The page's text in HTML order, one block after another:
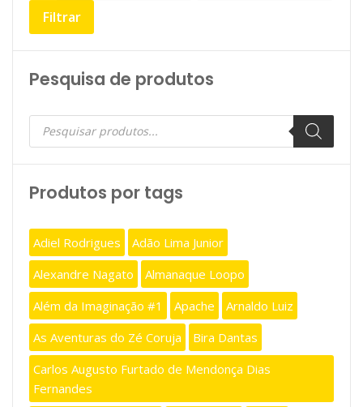
mínimo
Filtrar
Pesquisa de produtos
Pesquisar
produtos
Produtos por tags
Adiel Rodrigues
Adão Lima Junior
Alexandre Nagato
Almanaque Loopo
Além da Imaginação #1
Apache
Arnaldo Luiz
As Aventuras do Zé Coruja
Bira Dantas
Carlos Augusto Furtado de Mendonça Dias
Fernandes